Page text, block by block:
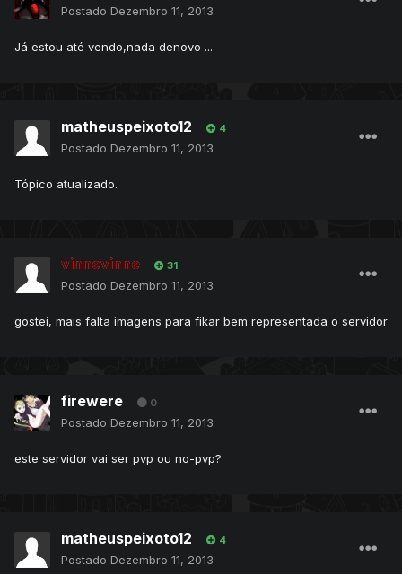
Postado Dezembro 11, 2013
Já estou até vendo,nada denovo ...
matheuspeixoto12 4
Postado Dezembro 11, 2013
Tópico atualizado.
vinnevinne 31
Postado Dezembro 11, 2013
gostei, mais falta imagens para fikar bem representada o servidor
firewere 0
Postado Dezembro 11, 2013
este servidor vai ser pvp ou no-pvp?
matheuspeixoto12 4
Postado Dezembro 11, 2013